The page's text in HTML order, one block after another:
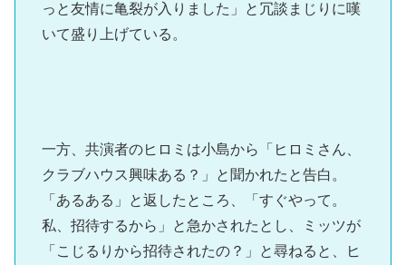
っと友情に亀裂が入りました」と冗談まじりに嘆
いて盛り上げている。
一方、共演者のヒロミは小島から「ヒロミさん、
クラブハウス興味ある？」と聞かれたと告白。
「あるある」と返したところ、「すぐやって。
私、招待するから」と急かされたとし、ミッツが
「こじるりから招待されたの？」と尋ねると、ヒ